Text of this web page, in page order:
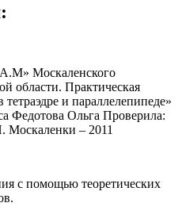
Москаленского
области. Практическая
и параллелепипеде»
Федотова Ольга Проверила:
Москаленки – 2011
с помощью теоретических